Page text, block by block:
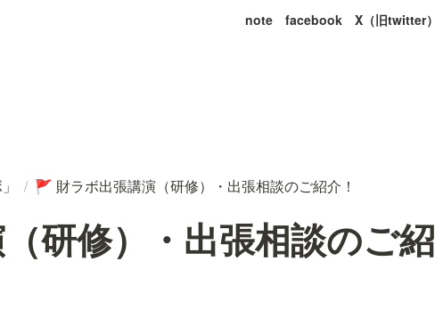
note facebook X（旧twitter）
/ 🚩 財ラボ出張講演（研修）・出張相談のご紹介！
研修）・出張相談のご紹